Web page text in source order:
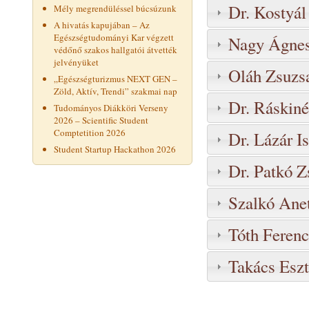
Mély megrendüléssel búcsúzunk
A hivatás kapujában – Az
Egészségtudományi Kar végzett
védőnő szakos hallgatói átvették
jelvényüket
„Egészségturizmus NEXT GEN –
Zöld, Aktív, Trendi” szakmai nap
Tudományos Diákköri Verseny
2026 – Scientific Student
Comptetition 2026
Student Startup Hackathon 2026
Dr. Kostyál
Nagy
Oláh
Dr.
Dr. Lázár
Dr. Patkó
Szalkó
Tóth
Takács